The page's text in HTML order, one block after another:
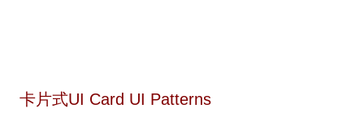
卡片式UI Card UI Patterns